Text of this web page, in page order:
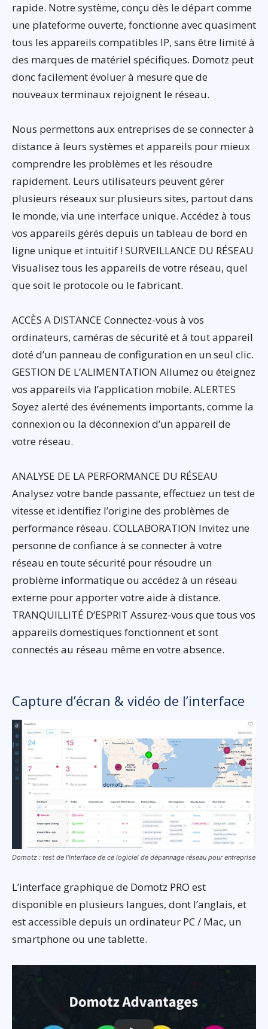
rapide. Notre système, conçu dès le départ comme
une plateforme ouverte, fonctionne avec quasiment
tous les appareils compatibles IP, sans être limité à
des marques de matériel spécifiques. Domotz peut
donc facilement évoluer à mesure que de
nouveaux terminaux rejoignent le réseau.
Nous permettons aux entreprises de se connecter à
distance à leurs systèmes et appareils pour mieux
comprendre les problèmes et les résoudre
rapidement. Leurs utilisateurs peuvent gérer
plusieurs réseaux sur plusieurs sites, partout dans
le monde, via une interface unique. Accédez à tous
vos appareils gérés depuis un tableau de bord en
ligne unique et intuitif ! SURVEILLANCE DU RÉSEAU
Visualisez tous les appareils de votre réseau, quel
que soit le protocole ou le fabricant.
ACCÈS A DISTANCE Connectez-vous à vos
ordinateurs, caméras de sécurité et à tout appareil
doté d’un panneau de configuration en un seul clic.
GESTION DE L’ALIMENTATION Allumez ou éteignez
vos appareils via l’application mobile. ALERTES
Soyez alerté des événements importants, comme la
connexion ou la déconnexion d’un appareil de
votre réseau.
ANALYSE DE LA PERFORMANCE DU RÉSEAU
Analysez votre bande passante, effectuez un test de
vitesse et identifiez l’origine des problèmes de
performance réseau. COLLABORATION Invitez une
personne de confiance à se connecter à votre
réseau en toute sécurité pour résoudre un
problème informatique ou accédez à un réseau
externe pour apporter votre aide à distance.
TRANQUILLITÉ D’ESPRIT Assurez-vous que tous vos
appareils domestiques fonctionnent et sont
connectés au réseau même en votre absence.
Capture d’écran & vidéo de l’interface
Domotz : test de l’interface de ce logiciel de dépannage réseau pour entreprise
L’interface graphique de Domotz PRO est
disponible en plusieurs langues, dont l’anglais, et
est accessible depuis un ordinateur PC / Mac, un
smartphone ou une tablette.